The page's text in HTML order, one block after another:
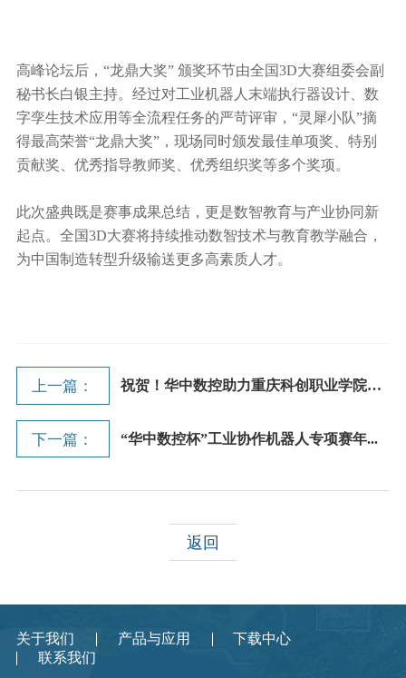
高峰论坛后，“龙鼎大奖” 颁奖环节由全国3D大赛组委会副
秘书长白银主持。经过对工业机器人末端执行器设计、数
字孪生技术应用等全流程任务的严苛评审，“灵犀小队”摘
得最高荣誉“龙鼎大奖”，现场同时颁发最佳单项奖、特别
贡献奖、优秀指导教师奖、优秀组织奖等多个奖项。
此次盛典既是赛事成果总结，更是数智教育与产业协同新
起点。全国3D大赛将持续推动数智技术与教育教学融合，
为中国制造转型升级输送更多高素质人才。
上一篇： 祝贺！华中数控助力重庆科创职业学院斩...
下一篇： “华中数控杯”工业协作机器人专项赛年...
返回
关于我们 产品与应用
下载中心
联系我们